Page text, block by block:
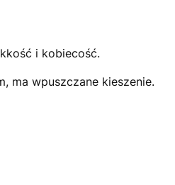
i kobiecość.
ma wpuszczane kieszenie.